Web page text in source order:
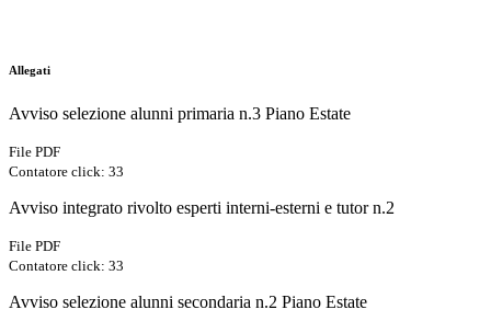
Allegati
Avviso selezione alunni primaria n.3 Piano Estate
File PDF
Contatore click: 33
Avviso integrato rivolto esperti interni-esterni e tutor n.2
File PDF
Contatore click: 33
Avviso selezione alunni secondaria n.2 Piano Estate